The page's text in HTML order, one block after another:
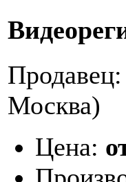
Продавец:
Москва)
Цена: